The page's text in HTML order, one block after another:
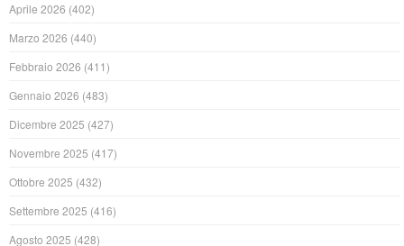
Aprile 2026 (402)
Marzo 2026 (440)
Febbraio 2026 (411)
Gennaio 2026 (483)
Dicembre 2025 (427)
Novembre 2025 (417)
Ottobre 2025 (432)
Settembre 2025 (416)
Agosto 2025 (428)